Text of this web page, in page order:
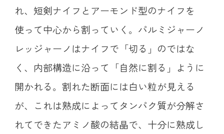
れ、短剣ナイフとアーモンド型のナイフを
使って中心から割っていく。パルミジャーノ
レッジャーノはナイフで「切る」のではな
く、内部構造に沿って「自然に割る」ように
開かれる。割れた断面には白い粒が見える
が、これは熟成によってタンパク質が分解さ
れてできたアミノ酸の結晶で、十分に熟成し